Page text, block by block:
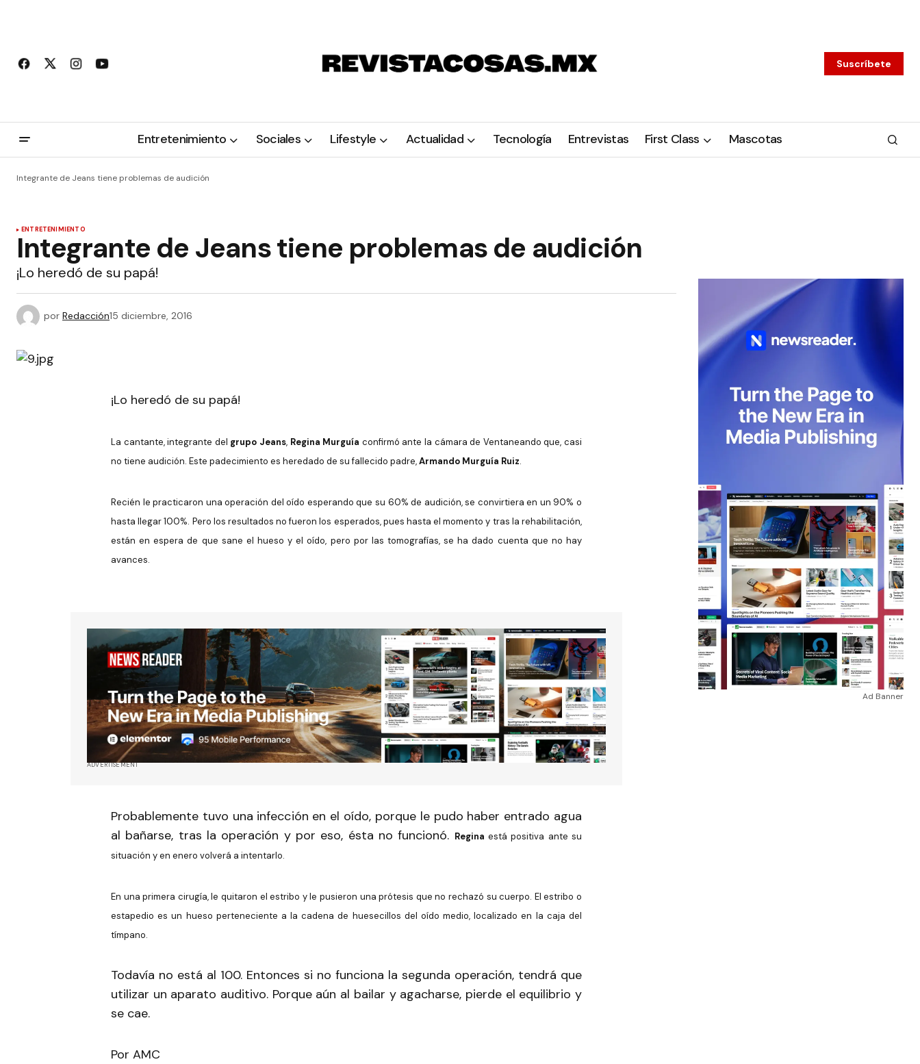
Suscríbete
Entretenimiento Sociales Lifestyle Actualidad Tecnología Entrevistas First Class Mascotas
Integrante de Jeans tiene problemas de audición
ENTRETENIMIENTO
Integrante de Jeans tiene problemas de audición
¡Lo heredó de su papá!
por Redacción15 diciembre, 2016
¡Lo heredó de su papá!
La cantante, integrante del grupo Jeans, Regina Murguía confirmó ante la cámara de Ventaneando que, casi
no tiene audición. Este padecimiento es heredado de su fallecido padre,Armando Murguía Ruiz.
Recién le practicaron una operación del oído esperando que su 60% de audición, se convirtiera en un 90% o
hasta llegar 100%. Pero los resultados no fueron los esperados, pues hasta el momento y tras la rehabilitación,
están en espera de que sane el hueso y el oído, pero por las tomografías, se ha dado cuenta que no hay
avances.
ADVERTISEMENT
Probablemente tuvo una infección en el oído, porque le pudo haber entrado agua
al bañarse, tras la operación y por eso, ésta no funcionó. Regina está positiva ante su
situación y en enero volverá a intentarlo.
En una primera cirugía, le quitaron el estribo y le pusieron una prótesis que no rechazó su cuerpo. El estribo o
estapedio es un hueso perteneciente a la cadena de huesecillos del oído medio, localizado en la caja del
tímpano.
Todavía no está al 100. Entonces si no funciona la segunda operación, tendrá que
utilizar un aparato auditivo. Porque aún al bailar y agacharse, pierde el equilibrio y
se cae.
Por AMC
Ad Banner